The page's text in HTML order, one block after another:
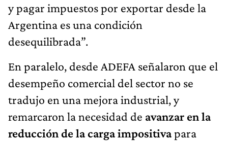
y pagar impuestos por exportar desde la
Argentina es una condición
desequilibrada”.
En paralelo, desde ADEFA señalaron que el
desempeño comercial del sector no se
tradujo en una mejora industrial, y
remarcaron la necesidad de avanzar en la
reducción de la carga impositivapara